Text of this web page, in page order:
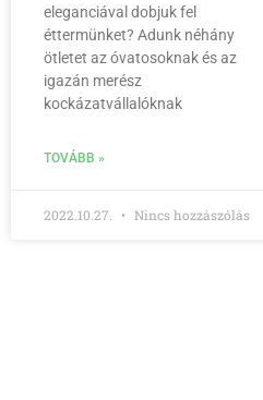
eleganciával dobjuk fel
éttermünket? Adunk néhány
ötletet az óvatosoknak és az
igazán merész
kockázatvállalóknak
TOVÁBB »
2022.10.27. Nincs hozzászólás